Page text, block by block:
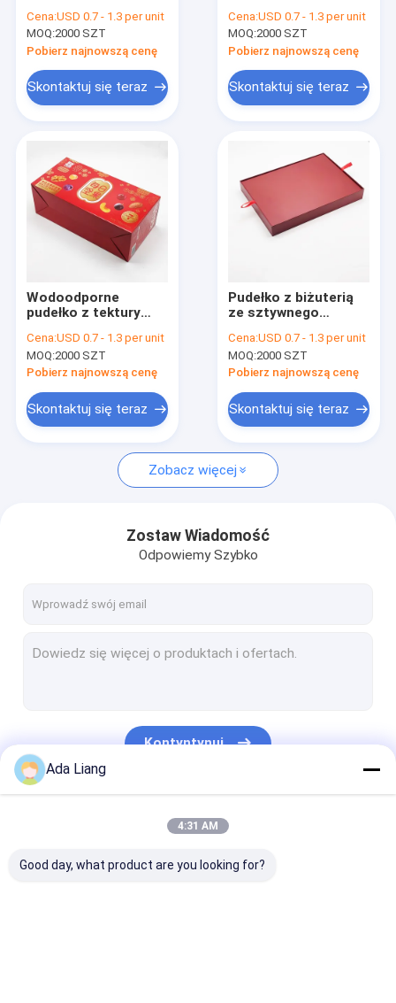
Pudełka na prezenty
z papieru z recyklingu
Papier pakowy
Składane pudełko do
pakowania
Cena:USD 0.7 - 1.3 per unit
MOQ:2000 SZT
Pobierz najnowszą cenę
Skontaktuj się teraz
na owoce i warzywa
Niestandardowy
karton z tektury
falistej
Cena:USD 0.7 - 1.3 per unit
MOQ:2000 SZT
Pobierz najnowszą cenę
Skontaktuj się teraz
Wodoodporne
pudełko z tektury
kartony nadające się
do recyklingu
Wysyłka do
Cena:USD 0.7 - 1.3 per unit
MOQ:2000 SZT
Pobierz najnowszą cenę
Skontaktuj się teraz
Pudełko z biżuterią
ze sztywnego
gorąco Hermetyczne
Cena:USD 0.7 - 1.3 per unit
MOQ:2000 SZT
Pobierz najnowszą cenę
Skontaktuj się teraz
Zobacz więcej
Zostaw Wiadomość
Odpowiemy Szybko
Kontyntynuj
Ada Liang
4:31 AM
Good day, what product are you looking for?